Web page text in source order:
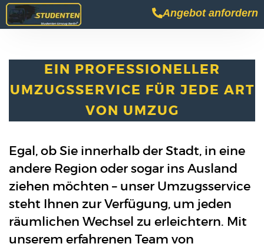
Angebot anfordern
EIN PROFESSIONELLER
UMZUGSSERVICE FÜR JEDE ART
VON UMZUG
Egal, ob Sie innerhalb der Stadt, in eine
andere Region oder sogar ins Ausland
ziehen möchten – unser Umzugsservice
steht Ihnen zur Verfügung, um jeden
räumlichen Wechsel zu erleichtern. Mit
unserem erfahrenen Team von